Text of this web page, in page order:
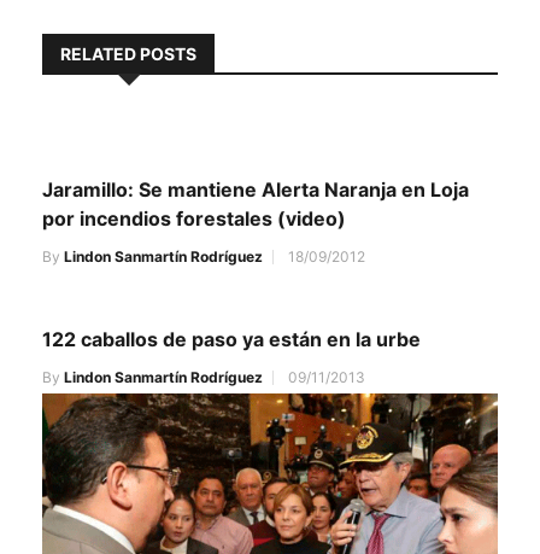
RELATED POSTS
Jaramillo: Se mantiene Alerta Naranja en Loja
por incendios forestales (video)
By Lindon Sanmartín Rodríguez 18/09/2012
122 caballos de paso ya están en la urbe
By Lindon Sanmartín Rodríguez 09/11/2013